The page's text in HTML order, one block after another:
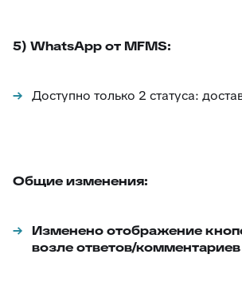
5) WhatsApp от MFMS:
Доступно только 2 статуса:
Общие изменения:
Изменено отображение
возле ответов/